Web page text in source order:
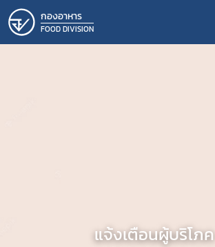
กองอาหาร
FOOD DIVISION
แจ้งเตือนผู้บริโภค